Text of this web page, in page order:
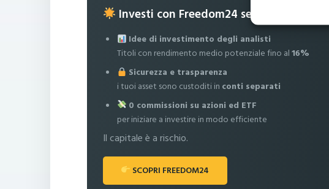
Investi con Freedom24 senza commissioni
Idee di investimento degli analisti
Titoli con rendimento medio potenziale fino al16%
Sicurezza e trasparenza
i tuoi asset sono custoditi in conti separati
0 commissioni su azioni ed ETF
per iniziare a investire in modo efficiente
Il capitale è a rischio.
SCOPRI FREEDOM24